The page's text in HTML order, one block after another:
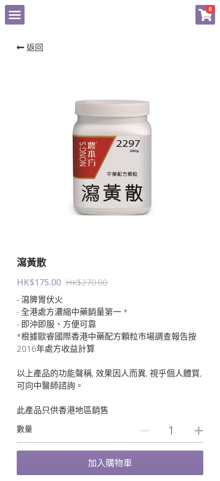
0
返回
瀉黃散
HK$175.00 HK$270.00
- 瀉脾胃伏火
- 全港處方濃縮中藥銷量第一 *
- 即沖即服、方便可靠
*根據歐睿國際香港中藥配方顆粒市場調查報告按
2016年處方收益計算
以上產品的功能聲稱, 效果因人而異, 視乎個人體質,
可向中醫師諮詢。
此產品只供香港地區銷售
數量
加入購物車
×
揚子江